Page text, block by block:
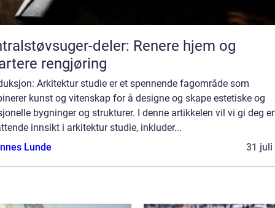
deler: Renere hjem og
rengjøring
Arkitektur studie er et spennende fagområde som
kunst og vitenskap for å designe og skape estetiske og
bygninger og strukturer. I denne artikkelen vil vi gi deg
innsikt i arkitektur studie, inkluder...
Lunde
31 juli